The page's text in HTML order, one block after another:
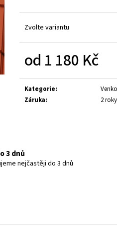
Zvolte variantu
od 1 180 Kč
Kategorie:
Záruka: 2 roky
3 dnů
nejčastěji do 3 dnů